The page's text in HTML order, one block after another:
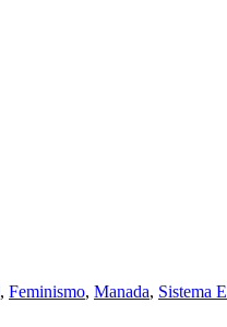
, Feminismo, Manada, Sistema